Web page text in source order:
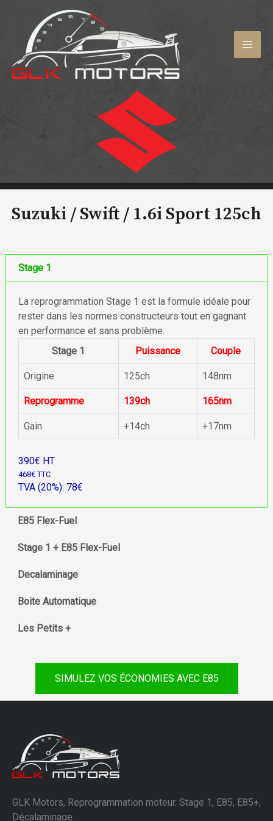
contenu
Suzuki / Swift / 1.6i Sport 125ch
Stage 1
La reprogrammation Stage 1 est la formule idéale pour
rester dans les normes constructeurs tout en gagnant
en performance et sans problème.
Stage 1
Puissance Couple
Origine 125ch 148nm
Reprogramme 139ch 165nm
Gain +14ch +17nm
390€ HT
468€ TTC
TVA (20%): 78€
E85 Flex-Fuel
Stage 1 + E85 Flex-Fuel
Decalaminage
Boite Automatique
Les Petits +
SIMULEZ VOS ÉCONOMIES AVEC E85
GLK Motors, Reprogrammation moteur. Stage 1, E85, E85+,
Décalaminage